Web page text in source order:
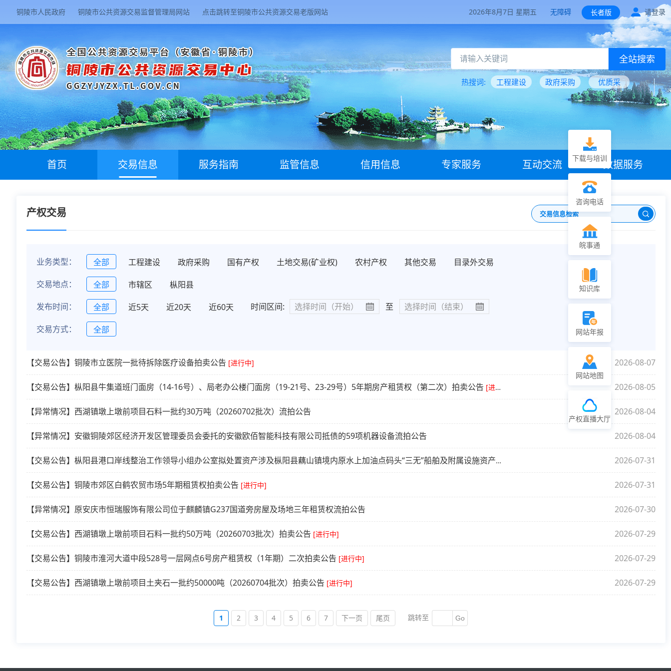
铜陵市人民政府 铜陵市公共资源交易监督管理局网站 点击跳转至铜陵市公共资源交易老版网站 2026年8月7日 星期五 无障碍 长者版 请登录
全站搜索
热搜词: 工程建设 政府采购 优质采
首页 交易信息 服务指南 监管信息 信用信息 专家服务 互动交流 数据服务
产权交易
业务类型： 全部 工程建设 政府采购 国有产权 土地交易(矿业权) 农村产权 其他交易
目录外交易
交易地点：
全部 市辖区
枞阳县
发布时间：
全部 近5天 近20天 近60天 时间区间: 至
交易方式： 全部
【交易公告】铜陵市立医院一批待拆除医疗设备拍卖公告 [进行中] 2026-08-07
【交易公告】枞阳县牛集道班门面房（14-16号）、局老办公楼门面房（19-21号、23-29号）5年期房产租赁权（第二次）拍卖公告 [进行中] 2026-08-05
【异常情况】西湖镇墩上墩前项目石料一批约30万吨（20260702批次）流拍公告 2026-08-04
【异常情况】安徽铜陵郊区经济开发区管理委员会委托的安徽欧佰智能科技有限公司抵债的59项机器设备流拍公告 2026-08-04
【交易公告】枞阳县港口岸线整治工作领导小组办公室拟处置资产涉及枞阳县藕山镇境内原水上加油点码头“三无”船舶及附属设施资产拍卖（三次）交易公告 2026-07-31
【交易公告】铜陵市郊区白鹤农贸市场5年期租赁权拍卖公告 [进行中] 2026-07-31
【异常情况】原安庆市恒瑞服饰有限公司位于麒麟镇G237国道旁房屋及场地三年租赁权流拍公告 2026-07-30
【交易公告】西湖镇墩上墩前项目石料一批约50万吨（20260703批次）拍卖公告 [进行中] 2026-07-29
【交易公告】铜陵市淮河大道中段528号一层网点6号房产租赁权（1年期）二次拍卖公告 [进行中] 2026-07-29
【交易公告】西湖镇墩上墩前项目土夹石一批约50000吨（20260704批次）拍卖公告 [进行中] 2026-07-29
1 2 3 4 5 6 7 下一页 尾页 跳转至 Go
下载与培训
咨询电话
皖事通
知识库
网站年报
网站地图
产权直播大厅